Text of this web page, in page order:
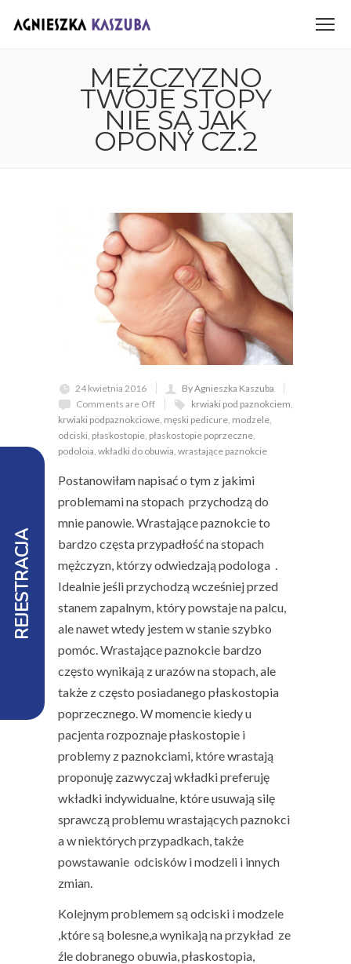
MĘŻCZYZNO
TWOJE STOPY
NIE SĄ JAK
OPONY CZ.2
24 kwietnia 2016
By Agnieszka Kaszuba
Comments are Off
krwiaki pod paznokciem
krwiaki podpaznokciowe męski pedicure modzele
odciski płaskostopie płaskostopie poprzeczne
podoloia wkładki do obuwia wrastające paznokcie
Postanowiłam napisać o tym z jakimi
problemami na stopach przychodzą do
mnie panowie. Wrastające paznokcie to
bardzo częsta przypadłość na stopach
mężczyzn, którzy odwiedzają podologa .
Idealnie jeśli przychodzą wcześniej przed
stanem zapalnym, który powstaje na palcu,
ale nawet wtedy jestem w stanie szybko
pomóc. Wrastające paznokcie bardzo
często wynikają z urazów na stopach, ale
także z często posiadanego płaskostopia
poprzecznego. W momencie kiedy u
pacjenta rozpoznaje płaskostopie i
problemy z paznokciami, które wrastają
proponuję zazwyczaj wkładki preferuję
wkładki indywidualne, które usuwają silę
sprawczą problemu wrastających paznokci
a w niektórych przypadkach, także
powstawanie odcisków i modzeli i innych
zmian.
Kolejnym problemem są odciski i modzele
,które są bolesne,a wynikają na przykład ze
źle dobranego obuwia, płaskostopia,
REJESTRACJA